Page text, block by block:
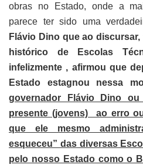
obras no Estado, onde a
parece ter sido uma
Flávio Dino que ao
histórico de Escolas
infelizmente , afirmou que
Estado estagnou nessa
governador Flávio Dino
presente (jovens) ao erro
que ele mesmo
esqueceu” das diversas
pelo nosso Estado como o